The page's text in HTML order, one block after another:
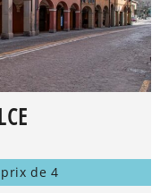
de 4